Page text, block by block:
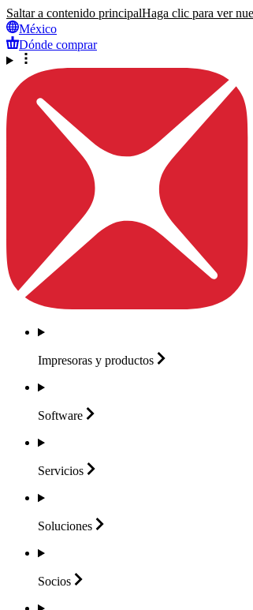
Saltar a contenido principalHaga clic para ver
México
Dónde comprar
Impresoras y productos
Software
Servicios
Soluciones
Socios